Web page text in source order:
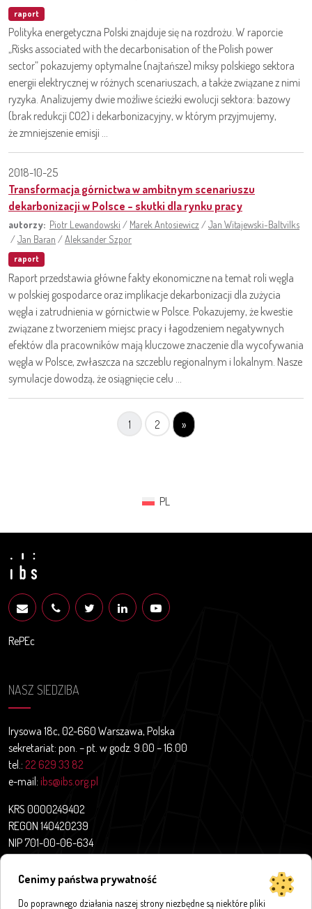
raport
Polityka energetyczna Polski znajduje się na rozdrożu. W raporcie
„Risks associated with the decarbonisation of the Polish power
sector” pokazujemy optymalne (najtańsze) miksy polskiego sektora
energii elektrycznej w różnych scenariuszach, a także związane z nimi
ryzyka. Analizujemy dwie możliwe ścieżki ewolucji sektora: bazowy
(brak redukcji CO2) i dekarbonizacyjny, w którym przyjmujemy,
że zmniejszenie emisji ...
2018-10-25
Transformacja górnictwa w ambitnym scenariuszu
dekarbonizacji w Polsce – skutki dla rynku pracy
autorzy: Piotr Lewandowski / Marek Antosiewicz /Jan Witajewski-Baltvilks
/Jan Baran /Aleksander Szpor
raport
Raport przedstawia główne fakty ekonomiczne na temat roli węgla
w polskiej gospodarce oraz implikacje dekarbonizacji dla zużycia
węgla i zatrudnienia w górnictwie w Polsce. Pokazujemy, że kwestie
związane z tworzeniem miejsc pracy i łagodzeniem negatywnych
efektów dla pracowników mają kluczowe znaczenie dla wycofywania
węgla w Polsce, zwłaszcza na szczeblu regionalnym i lokalnym. Nasze
symulacje dowodzą, że osiągnięcie celu ...
1 2 »
Cenimy państwa prywatność
Do poprawnego działania naszej strony niezbędne są niektóre pliki
PL
RePEc
NASZ SIEDZIBA
Irysowa 18c, 02-660 Warszawa, Polska
sekretariat: pon. – pt. w godz. 9.00 – 16.00
tel.: 22 629 33 82
e-mail: ibs@ibs.org.pl
KRS 0000249402
REGON 140420239
NIP 701-00-06-634
O nas
Projekty badawcze